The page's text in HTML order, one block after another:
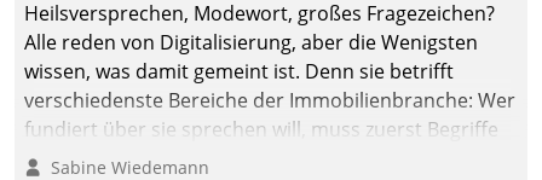
Heilsversprechen, Modewort, großes Fragezeichen?
Alle reden von Digitalisierung, aber die Wenigsten
wissen, was damit gemeint ist. Denn sie betrifft
verschiedenste Bereiche der Immobilienbranche: Wer
fundiert über sie sprechen will, muss zuerst Begriffe
klären. Ein Aspekt ist die betriebliche Optimierung:
Sabine Wiedemann